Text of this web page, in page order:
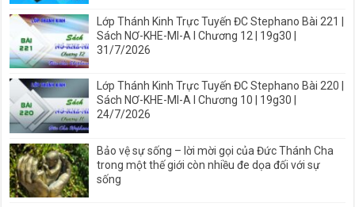
Lớp Thánh Kinh Trực Tuyến ĐC Stephano Bài 221 |
Sách NƠ-KHE-MI-A I Chương 12 | 19g30 |
31/7/2026
Lớp Thánh Kinh Trực Tuyến ĐC Stephano Bài 220 |
Sách NƠ-KHE-MI-A I Chương 10 | 19g30 |
24/7/2026
Bảo vệ sự sống – lời mời gọi của Đức Thánh Cha
trong một thế giới còn nhiều đe dọa đối với sự
sống